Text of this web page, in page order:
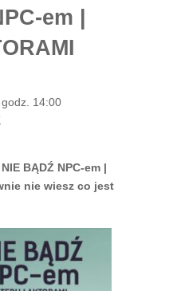
em |
14:00
BĄDŹ NPC-em |
nie wiesz co jest